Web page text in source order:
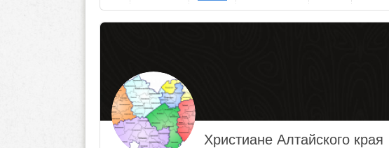
Христиане Алтайского края